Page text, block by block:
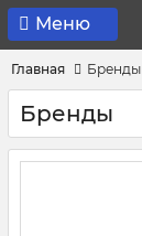
Меню
Главная Бренды
Бренды